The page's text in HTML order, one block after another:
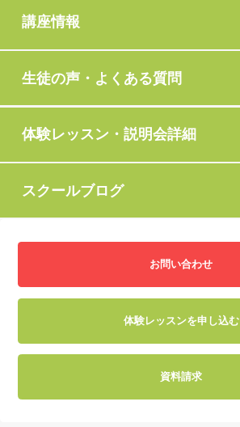
講座情報
生徒の声・よくある質問
体験レッスン・説明会詳細
スクールブログ
お問い合わせ
体験レッスンを申し込む
資料請求